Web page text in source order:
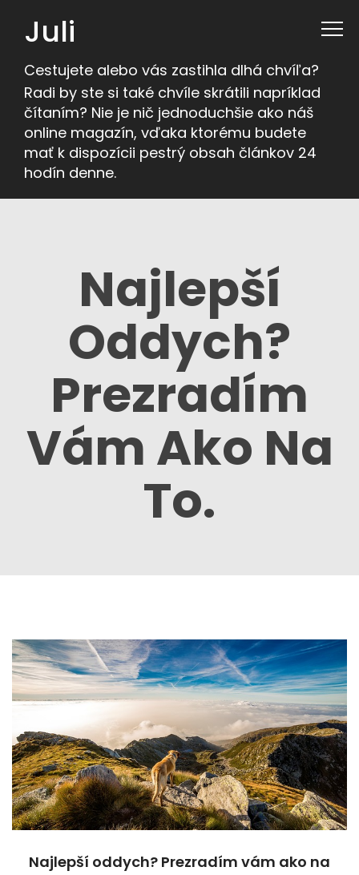
Juli
Cestujete alebo vás zastihla dlhá chvíľa?
Radi by ste si také chvíle skrátili napríklad
čítaním? Nie je nič jednoduchšie ako náš
online magazín, vďaka ktorému budete
mať k dispozícii pestrý obsah článkov 24
hodín denne.
Najlepší
Oddych?
Prezradím
Vám Ako Na
To.
Najlepší oddych? Prezradím vám ako na